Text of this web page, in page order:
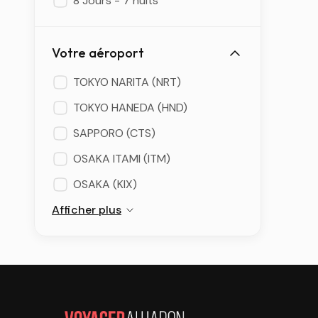
Votre aéroport
TOKYO NARITA (NRT)
TOKYO HANEDA (HND)
SAPPORO (CTS)
OSAKA ITAMI (ITM)
OSAKA (KIX)
Afficher plus